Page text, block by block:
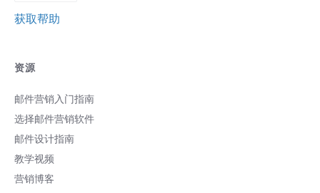
获取帮助
资源
邮件营销入门指南
选择邮件营销软件
邮件设计指南
教学视频
营销博客